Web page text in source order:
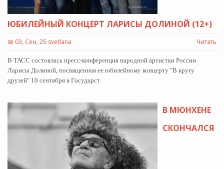
ЮБИЛЕЙНЫЙ КОНЦЕРТ ЛАРИСЫ ДОЛИНОЙ (12+)
📅 03, Сен, 25 svetlana Читать
В ТАСС состоялась пресс-конференция народной артистки России
Ларисы Долиной, посвященная ее юбилейному концерту "В кругу
друзей" 10 сентября в Государст
В МЮНХЕНЕ
СКОНЧАЛСЯ